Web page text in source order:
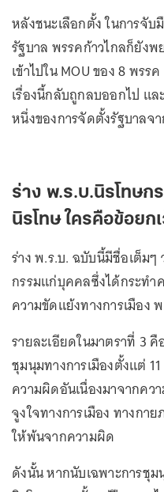
หลังชนะเลือกตั้ง ในการจั
รัฐบาล พรรคก้าวไกลก็ยัง
เข้าไปใน MOU ของ 8 พร
เรื่องนี้กลับถูกลบออกไป แ
หนึ่งของการจัดตั้งรัฐบาลจ
ร่าง พ.ร.บ.นิรโทษก
นิรโทษ ใครคือข้อยก
ร่าง พ.ร.บ. ฉบับนี้มีชื่อเต็ม
กรรมแก่บุคคลซึ่งได้กระทำ
ความขัดแย้งทางการเมือง พ
รายละเอียดในมาตราที่ 3
ชุมนุมทางการเมืองตั้งแต่
ความผิดอันเนื่องมาจากคว
จูงใจทางการเมือง ทางก
ให้พ้นจากความผิด
ดังนั้น หากนับเฉพาะการชุ